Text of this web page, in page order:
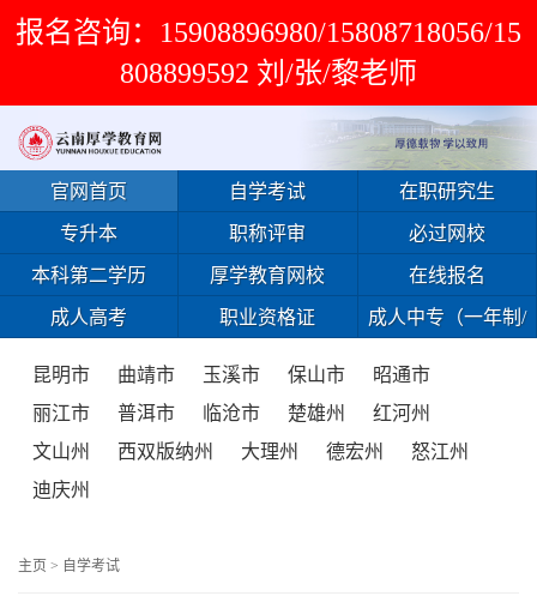
报名咨询：15908896980/15808718056/15
808899592 刘/张/黎老师
官网首页 自学考试 在职研究生
专升本 职称评审 必过网校
本科第二学历 厚学教育网校 在线报名
成人高考 职业资格证 成人中专（一年制/
昆明市 曲靖市 玉溪市 保山市
昭通市
丽江市
普洱市 临沧市 楚雄州
红河州
文山州
西双版纳州 大理州 德宏州
怒江州
迪庆州
主页 > 自学考试